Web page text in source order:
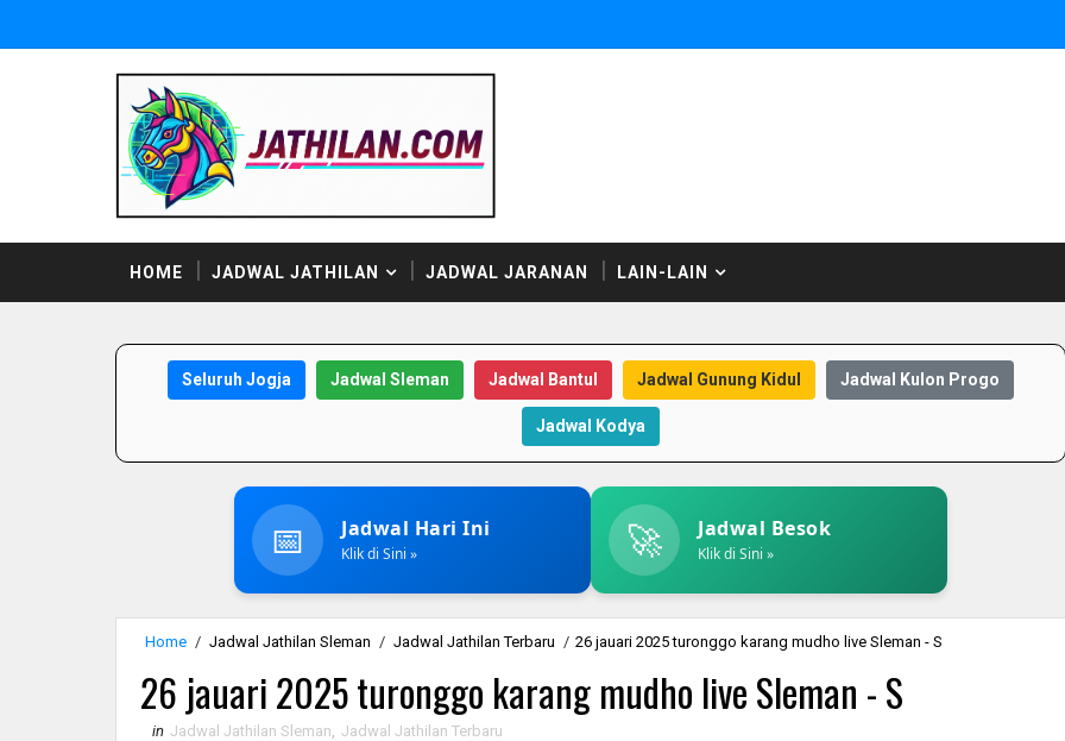
HOME JADWAL JATHILAN JADWAL JARANAN LAIN-LAIN
Seluruh Jogja Jadwal Sleman Jadwal Bantul Jadwal Gunung Kidul Jadwal Kulon Progo
Jadwal Kodya
📅 Jadwal Hari Ini
Klik di Sini » 🚀 Jadwal Besok
Klik di Sini »
Home / Jadwal Jathilan Sleman / Jadwal Jathilan Terbaru / 26 jauari 2025 turonggo karang mudho live Sleman - S
26 jauari 2025 turonggo karang mudho live Sleman - S
in Jadwal Jathilan Sleman Jadwal Jathilan Terbaru